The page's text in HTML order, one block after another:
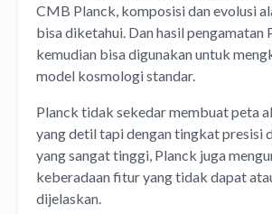
CMB Planck, komposisi dan evolusi
bisa diketahui. Dan hasil pengamatan
kemudian bisa digunakan untuk
model kosmologi standar.
Planck tidak sekedar membuat peta
yang detil tapi dengan tingkat presisi
yang sangat tinggi, Planck juga
keberadaan fitur yang tidak dapat
dijelaskan.